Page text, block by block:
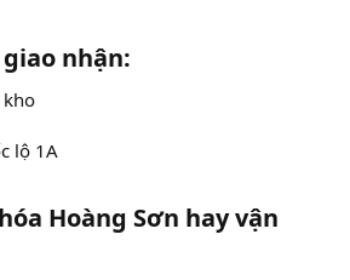
nhận:​
kho
lộ 1A
Hoàng Sơn hay vận